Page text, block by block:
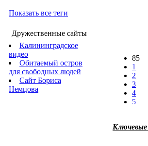
Показать все теги
Дружественные сайты
Калининградское
видео
Обитаемый остров
для свободных людей
Сайт Бориса
Немцова
85
1
2
3
4
5
Ключевые